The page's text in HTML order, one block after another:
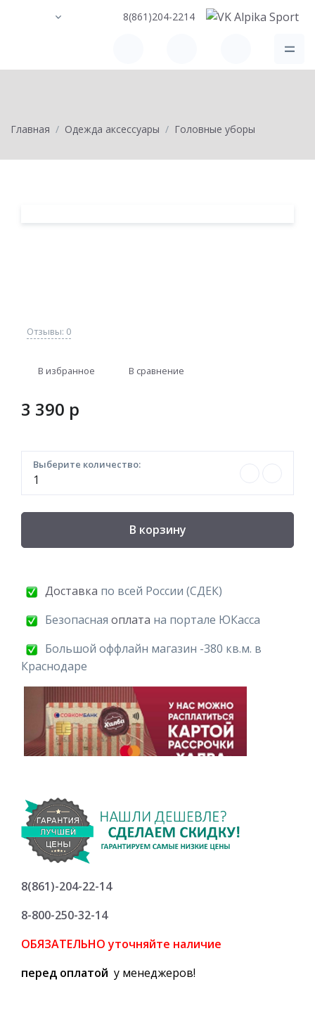
8(861)204-2214
Главная Одежда аксессуары Головные уборы
Отзывы: 0
В избранное В сравнение
3 390 p
Выберите количество:
В корзину
Доставка по всей России (СДЕК)
Безопасная оплата на портале ЮКасса
Большой оффлайн магазин -380 кв.м. в
Краснодаре
8(861)-204-22-14
8-800-250-32-14
ОБЯЗАТЕЛЬНО уточняйте наличие
перед оплатой у менеджеров!